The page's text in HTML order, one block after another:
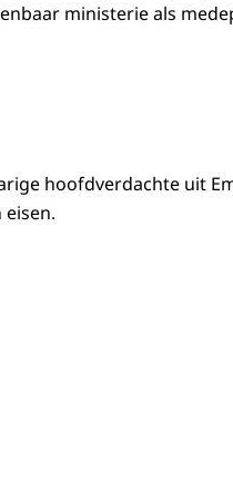
ministerie als
hoofdverdachte uit